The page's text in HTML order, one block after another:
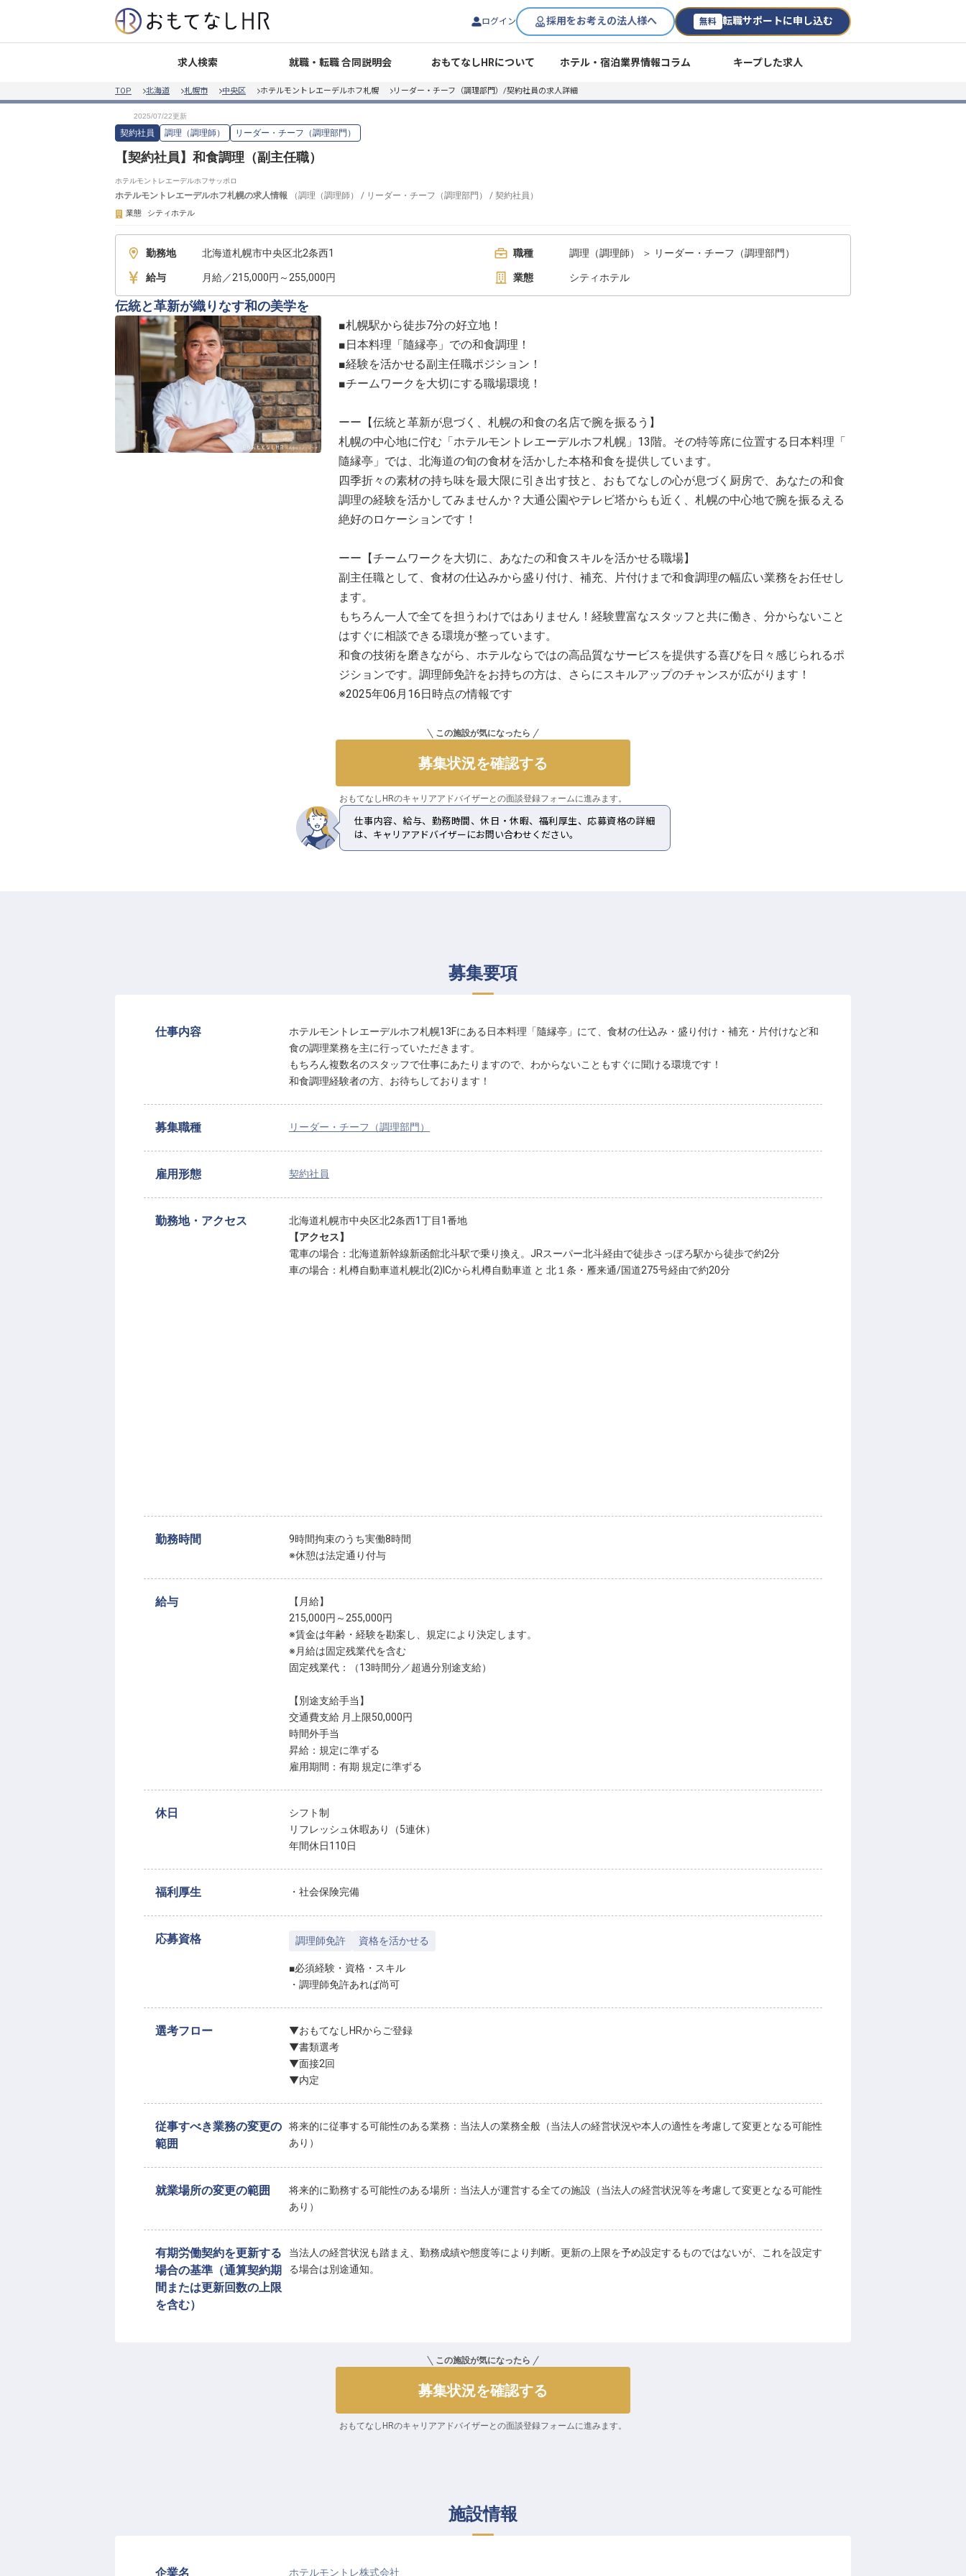
ログイン 採用をお考えの法人様へ 無料 転職サポートに申し込む
求人検索 就職・転職 合同説明会 おもてなしHRについて ホテル・宿泊業界情報コラム キープした求人
TOP 北海道 札幌市 中央区 ホテルモントレエーデルホフ札幌 リーダー・チーフ（調理部門）/契約社員の求人詳細
契約社員 調理（調理師） リーダー・チーフ（調理部門）
【契約社員】和食調理（副主任職）
ホテルモントレエーデルホフサッポロ
ホテルモントレエーデルホフ札幌の求人情報 （調理（調理師） / リーダー・チーフ（調理部門） / 契約社員 ）
業態 シティホテル
勤務地 北海道札幌市中央区北2条西1 職種 調理（調理師） ＞ リーダー・チーフ（調理部門）
給与 月給／215,000円～255,000円 業態 シティホテル
伝統と革新が織りなす和の美学を
■札幌駅から徒歩7分の好立地！
■日本料理「隨縁亭」での和食調理！
■経験を活かせる副主任職ポジション！
■チームワークを大切にする職場環境！
ーー【伝統と革新が息づく、札幌の和食の名店で腕を振るう】
札幌の中心地に佇む「ホテルモントレエーデルホフ札幌」13階。その特等席に位置する日本料理「
隨縁亭」では、北海道の旬の食材を活かした本格和食を提供しています。
四季折々の素材の持ち味を最大限に引き出す技と、おもてなしの心が息づく厨房で、あなたの和食
調理の経験を活かしてみませんか？大通公園やテレビ塔からも近く、札幌の中心地で腕を振るえる
絶好のロケーションです！
ーー【チームワークを大切に、あなたの和食スキルを活かせる職場】
副主任職として、食材の仕込みから盛り付け、補充、片付けまで和食調理の幅広い業務をお任せし
ます。
もちろん一人で全てを担うわけではありません！経験豊富なスタッフと共に働き、分からないこと
はすぐに相談できる環境が整っています。
和食の技術を磨きながら、ホテルならではの高品質なサービスを提供する喜びを日々感じられるポ
ジションです。調理師免許をお持ちの方は、さらにスキルアップのチャンスが広がります！
※2025年06月16日時点の情報です
この施設が気になったら
募集状況を確認する
おもてなしHRのキャリアアドバイザーとの面談登録フォームに進みます。
仕事内容、給与、勤務時間、休日・休暇、福利厚生、応募資格の詳細
は、キャリアアドバイザーにお問い合わせください。
募集要項
仕事内容
ホテルモントレエーデルホフ札幌13Fにある日本料理「隨縁亭」にて、食材の仕込み・盛り付け・補充・片付けなど和
食の調理業務を主に行っていただきます。
もちろん複数名のスタッフで仕事にあたりますので、わからないこともすぐに聞ける環境です！
和食調理経験者の方、お待ちしております！
募集職種 リーダー・チーフ（調理部門）
雇用形態 契約社員
勤務地・アクセス
北海道札幌市中央区北2条西1丁目1番地
【アクセス】
電車の場合：北海道新幹線新函館北斗駅で乗り換え。JRスーパー北斗経由で徒歩さっぽろ駅から徒歩で約2分
車の場合：札樽自動車道札幌北(2)ICから札樽自動車道 と 北１条・雁来通/国道275号経由で約20分
勤務時間
9時間拘束のうち実働8時間
※休憩は法定通り付与
給与
【月給】
215,000円～255,000円
※賃金は年齢・経験を勘案し、規定により決定します。
※月給は固定残業代を含む
固定残業代：（13時間分／超過分別途支給）
【別途支給手当】
交通費支給 月上限50,000円
時間外手当
昇給：規定に準ずる
雇用期間：有期 規定に準ずる
休日
シフト制
リフレッシュ休暇あり（5連休）
年間休日110日
福利厚生 ・社会保険完備
応募資格 調理師免許 資格を活かせる
■必須経験・資格・スキル
・調理師免許あれば尚可
選考フロー
▼おもてなしHRからご登録
▼書類選考
▼面接2回
▼内定
従事すべき業務の変更の
範囲
将来的に従事する可能性のある業務：当法人の業務全般（当法人の経営状況や本人の適性を考慮して変更となる可能性
あり）
就業場所の変更の範囲
将来的に勤務する可能性のある場所：当法人が運営する全ての施設（当法人の経営状況等を考慮して変更となる可能性
あり）
有期労働契約を更新する
場合の基準（通算契約期
間または更新回数の上限
を含む）
当法人の経営状況も踏まえ、勤務成績や態度等により判断。更新の上限を予め設定するものではないが、これを設定す
る場合は別途通知。
この施設が気になったら
募集状況を確認する
おもてなしHRのキャリアアドバイザーとの面談登録フォームに進みます。
施設情報
企業名 ホテルモントレ株式会社